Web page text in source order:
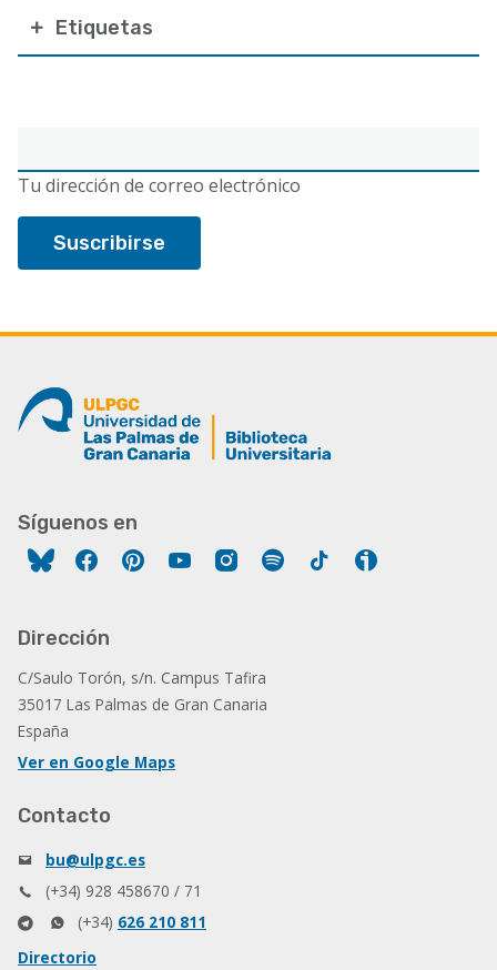
electrónico
Tu dirección de correo electrónico
Etiquetas
Síguenos en
FacebookPinterestYouTubeInstagram
Spotify Tiktok
Dirección
C/Saulo Torón, s/n. Campus Tafira
35017 Las Palmas de Gran Canaria
España
Ver en Google Maps
Contacto
bu@ulpgc.es
(+34) 928 458670 / 71
(+34) 626 210 811
Directorio